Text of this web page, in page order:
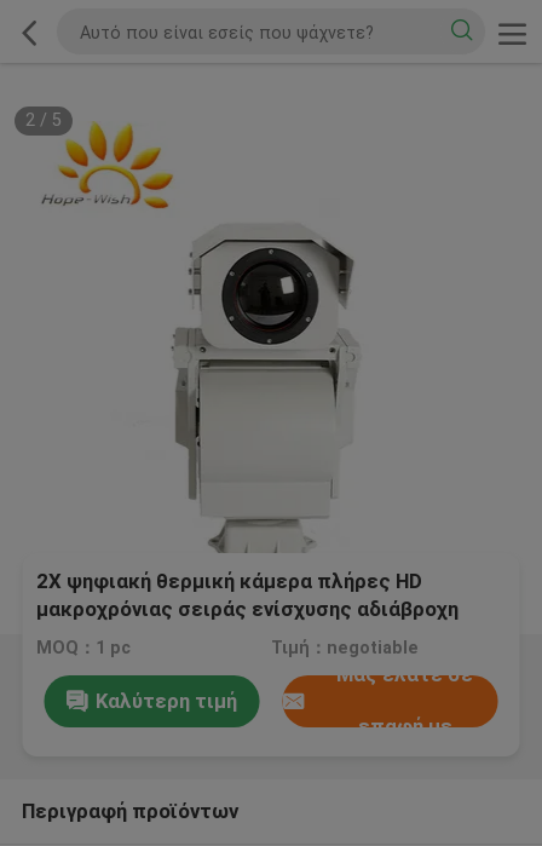
2/ 5
2X ψηφιακή θερμική κάμερα πλήρες HD
μακροχρόνιας σειράς ενίσχυσης αδιάβροχη
MOQ：1 pc Τιμή：negotiable
Καλύτερη τιμή
Μας ελάτε σε
επαφή με
Περιγραφή προϊόντων